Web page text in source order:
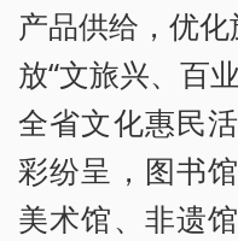
产品供给，优化
放“文旅兴、百
全省文化惠民
彩纷呈，图书
美术馆、非遗